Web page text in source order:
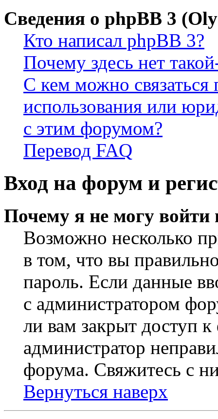
Сведения о phpBB 3
Кто написал phpBB 3?
Почему здесь нет
С кем можно связаться
использования или
с этим форумом?
Перевод FAQ
Вход на форум и
Почему я не могу войти
Возможно несколько
в том, что вы
пароль. Если данные
с администратором
ли вам закрыт доступ
администратор
форума. Свяжитесь с
Вернуться наверх